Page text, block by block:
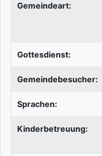
Gemeindeart:
Gottesdienst:
Gemeindebesucher:
Sprachen:
Kinderbetreuung: